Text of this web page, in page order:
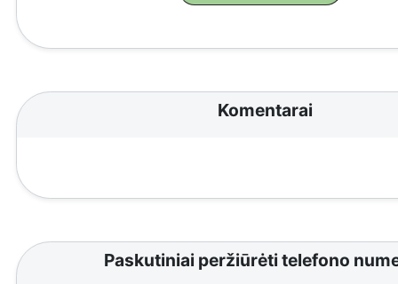
Komentarai
Paskutiniai peržiūrėti telefono